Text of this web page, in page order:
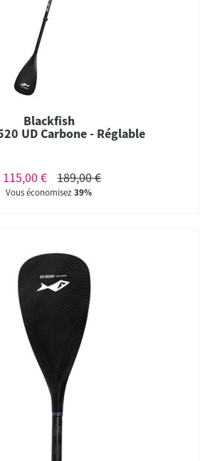
Blackfish
UD Carbone - Réglable
115,00 € 189,00 €
Vous économisez39%